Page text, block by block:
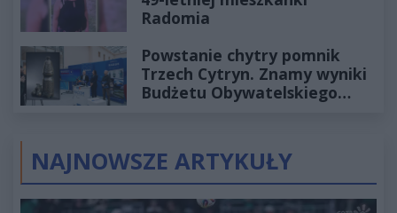
Radomia
Powstanie chytry pomnik
Trzech Cytryn. Znamy wyniki
Budżetu Obywatelskiego
NAJNOWSZE ARTYKUŁY